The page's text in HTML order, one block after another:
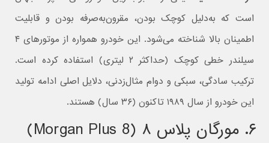
است که به‌دلیل کوچک بودن، مقرون‌به‌صرفه بودن و قابلیت
اطمینان بالا شناخته می‌شود. این خودرو همواره از موتورهای ۴
سیلندر خطی کوچک (حداکثر ۲ لیتری) استفاده کرده است.
ترکیب سادگی، سبکی و دوام مثال‌زدنی، دلایل اصلی ادامه تولید
این خودرو از سال ۱۹۸۹ تاکنون (۳۶ سال) هستند.
۶. مورگان پلاس ۸ (Morgan Plus 8)